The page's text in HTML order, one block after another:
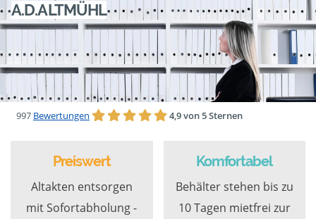
A.D.ALTMÜHL
997 Bewertungen 4,9 von 5 Sternen
Preiswert
Altakten entsorgen
mit Sofortabholung -
Komfortabel
Behälter stehen bis zu
10 Tagen mietfrei zur